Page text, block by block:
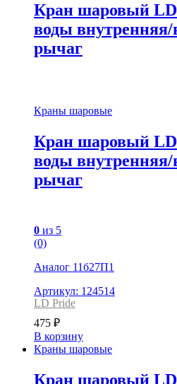
Кран шаровый LD
воды
рычаг
Краны шаровые
Кран шаровый LD
воды
рычаг
0 из 5
(0)
Аналог 11б27П1
Артикул: 124514
LD Pride
475 ₽
В корзину
Краны шаровые
Кран шаровый LD